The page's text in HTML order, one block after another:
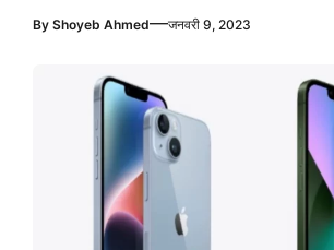
By Shoyeb Ahmed—जनवरी 9, 2023